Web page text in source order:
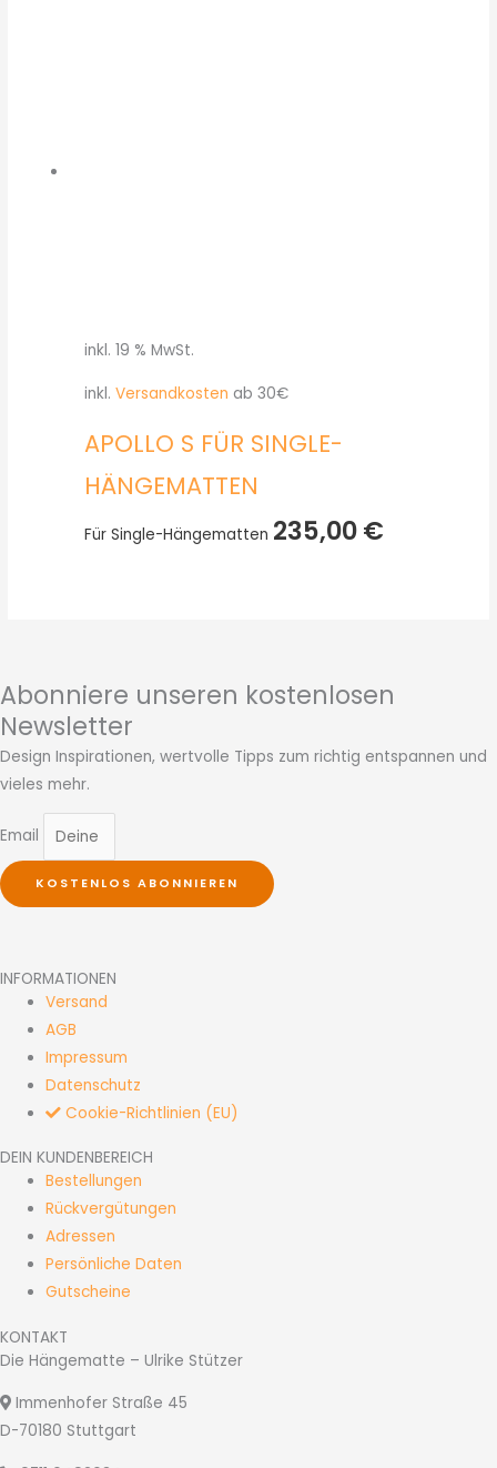
inkl. 19 % MwSt.
inkl. Versandkosten ab 30€
APOLLO S FÜR SINGLE-
HÄNGEMATTEN
Für Single-Hängematten 235,00€
Abonniere unseren kostenlosen
Newsletter
Design Inspirationen, wertvolle Tipps zum richtig entspannen und
vieles mehr.
Email
KOSTENLOS ABONNIEREN
INFORMATIONEN
Versand
AGB
Impressum
Datenschutz
Cookie-Richtlinien (EU)
DEIN KUNDENBEREICH
Bestellungen
Rückvergütungen
Adressen
Persönliche Daten
Gutscheine
KONTAKT
Die Hängematte – Ulrike Stützer
Immenhofer Straße 45
D-70180 Stuttgart